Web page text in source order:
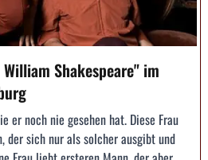
Shakespeare" im
er noch nie gesehen hat. Diese Frau
der sich nur als solcher ausgibt und